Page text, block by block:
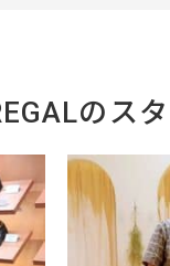
のス